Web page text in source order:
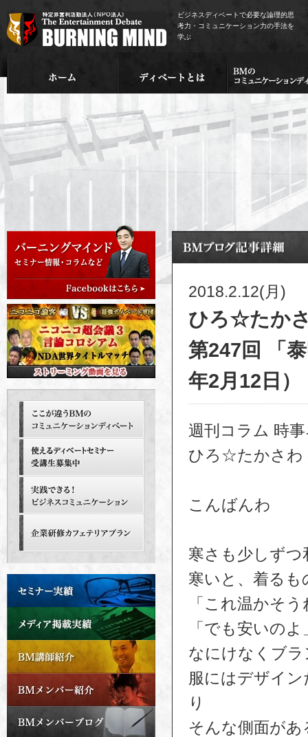
ビジネスディベートで必要な論理的思
考力・コミュニケーション力の手法を
学ぶ
2018.2.12(月)
ひろ☆たか
第247回 「
年2月12日）
週刊コラム 時
ひろ☆たかさ
こんばんわ
寒さも少しず
寒いと、着る
「これ温かそ
「でも安いの
なにけなくブ
服にはデザイ
り
そんな側面が